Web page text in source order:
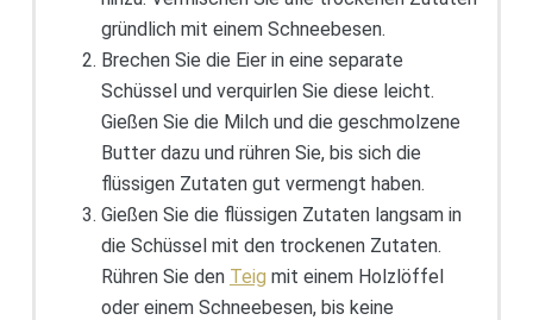
gründlich mit einem Schneebesen.
Brechen Sie die Eier in eine separate
Schüssel und verquirlen Sie diese leicht.
Gießen Sie die Milch und die geschmolzene
Butter dazu und rühren Sie, bis sich die
flüssigen Zutaten gut vermengt haben.
Gießen Sie die flüssigen Zutaten langsam in
die Schüssel mit den trockenen Zutaten.
Rühren Sie den Teig mit einem Holzlöffel
oder einem Schneebesen, bis keine